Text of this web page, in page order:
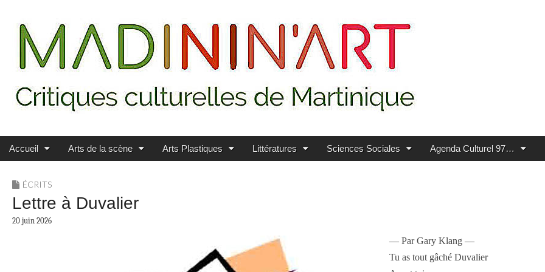
MADININ'ART
Main menu
Skip to content
Accueil Arts de la scène Arts Plastiques Littératures Sciences Sociales Agenda Culturel 97…
ÉCRITS
Lettre à Duvalier
20 juin 2026
— Par Gary Klang —
Tu as tout gâché Duvalier